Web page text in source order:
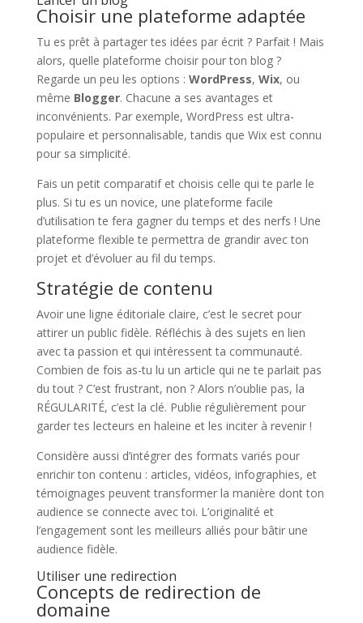
Choisir une plateforme adaptée
Tu es prêt à partager tes idées par écrit ? Parfait ! Mais
alors, quelle plateforme choisir pour ton blog ?
Regarde un peu les options : WordPress, Wix, ou
même Blogger. Chacune a ses avantages et
inconvénients. Par exemple, WordPress est ultra-
populaire et personnalisable, tandis que Wix est connu
pour sa simplicité.
Fais un petit comparatif et choisis celle qui te parle le
plus. Si tu es un novice, une plateforme facile
d’utilisation te fera gagner du temps et des nerfs ! Une
plateforme flexible te permettra de grandir avec ton
projet et d’évoluer au fil du temps.
Stratégie de contenu
Avoir une ligne éditoriale claire, c’est le secret pour
attirer un public fidèle. Réfléchis à des sujets en lien
avec ta passion et qui intéressent ta communauté.
Combien de fois as-tu lu un article qui ne te parlait pas
du tout ? C’est frustrant, non ? Alors n’oublie pas, la
RÉGULARITÉ, c’est la clé. Publie régulièrement pour
garder tes lecteurs en haleine et les inciter à revenir !
Considère aussi d’intégrer des formats variés pour
enrichir ton contenu : articles, vidéos, infographies, et
témoignages peuvent transformer la manière dont ton
audience se connecte avec toi. L’originalité et
l’engagement sont les meilleurs alliés pour bâtir une
audience fidèle.
Utiliser une redirection
Concepts de redirection de
domaine